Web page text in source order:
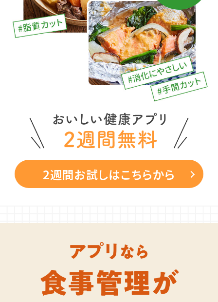
2週間お試しはこちらから